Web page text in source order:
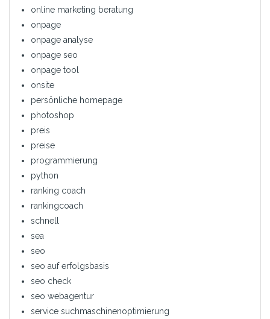
online marketing beratung
onpage
onpage analyse
onpage seo
onpage tool
onsite
persönliche homepage
photoshop
preis
preise
programmierung
python
ranking coach
rankingcoach
schnell
sea
seo
seo auf erfolgsbasis
seo check
seo webagentur
service suchmaschinenoptimierung